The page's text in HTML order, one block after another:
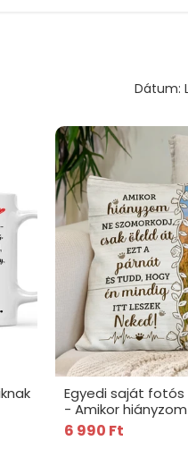
Egyedi saját
- Amikor hiányzom
6 990 Ft